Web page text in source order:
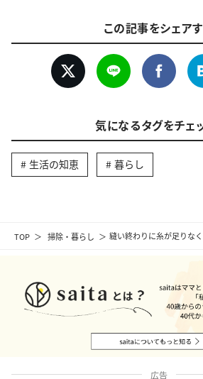
TOP 掃除・暮らし 縫い終わりに糸が足りな
この記事をシェア
気になるタグをチェ
生活の知恵 暮らし
広告